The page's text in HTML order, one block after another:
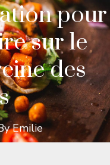
pour
sur le
des
Emilie